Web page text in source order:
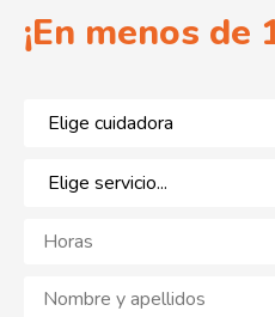
¡En menos de